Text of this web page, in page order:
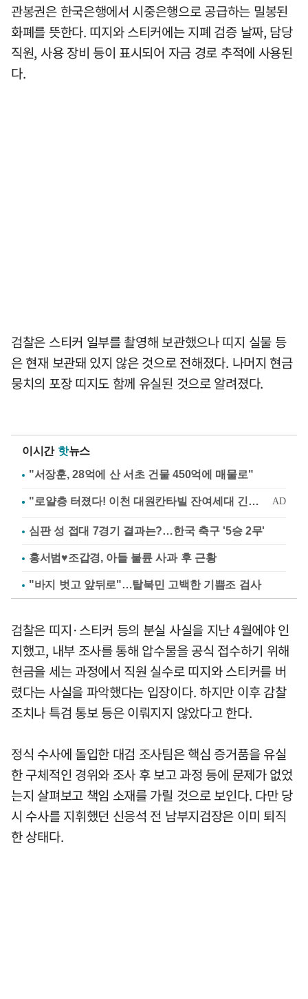
관봉권은 한국은행에서 시중은행으로 공급하는 밀봉된
화폐를 뜻한다. 띠지와 스티커에는 지폐 검증 날짜, 담당
직원, 사용 장비 등이 표시되어 자금 경로 추적에 사용된
다.
검찰은 스티커 일부를 촬영해 보관했으나 띠지 실물 등
은 현재 보관돼 있지 않은 것으로 전해졌다. 나머지 현금
뭉치의 포장 띠지도 함께 유실된 것으로 알려졌다.
이시간 핫뉴스
"서장훈, 28억에 산 서초 건물 450억에 매물로"
심판 성 접대 7경기 결과는?…한국 축구 '5승 2무'
홍서범♥조갑경, 아들 불륜 사과 후 근황
"바지 벗고 앞뒤로"…탈북민 고백한 기쁨조 검사
검찰은 띠지·스티커 등의 분실 사실을 지난 4월에야 인
지했고, 내부 조사를 통해 압수물을 공식 접수하기 위해
현금을 세는 과정에서 직원 실수로 띠지와 스티커를 버
렸다는 사실을 파악했다는 입장이다. 하지만 이후 감찰
조치나 특검 통보 등은 이뤄지지 않았다고 한다.
정식 수사에 돌입한 대검 조사팀은 핵심 증거품을 유실
한 구체적인 경위와 조사 후 보고 과정 등에 문제가 없었
는지 살펴보고 책임 소재를 가릴 것으로 보인다. 다만 당
시 수사를 지휘했던 신응석 전 남부지검장은 이미 퇴직
한 상태다.